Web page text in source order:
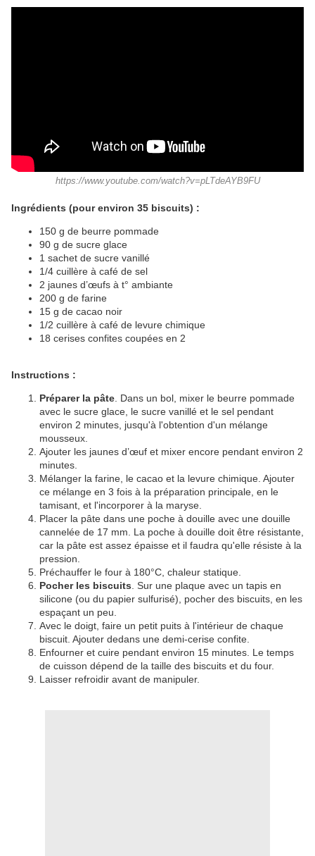
https://www.youtube.com/watch?v=pLTdeAYB9FU
Ingrédients (pour environ 35 biscuits) :
150 g de beurre pommade
90 g de sucre glace
1 sachet de sucre vanillé
1/4 cuillère à café de sel
2 jaunes d’œufs à t° ambiante
200 g de farine
15 g de cacao noir
1/2 cuillère à café de levure chimique
18 cerises confites coupées en 2
Instructions :
Préparer la pâte . Dans un bol, mixer le beurre pommade
avec le sucre glace, le sucre vanillé et le sel pendant
environ 2 minutes, jusqu'à l'obtention d'un mélange
mousseux.
Ajouter les jaunes d’œuf et mixer encore pendant environ 2
minutes.
Mélanger la farine, le cacao et la levure chimique. Ajouter
ce mélange en 3 fois à la préparation principale, en le
tamisant, et l'incorporer à la maryse.
Placer la pâte dans une poche à douille avec une douille
cannelée de 17 mm. La poche à douille doit être résistante,
car la pâte est assez épaisse et il faudra qu'elle résiste à la
pression.
Préchauffer le four à 180°C, chaleur statique.
Pocher les biscuits . Sur une plaque avec un tapis en
silicone (ou du papier sulfurisé), pocher des biscuits, en les
espaçant un peu.
Avec le doigt, faire un petit puits à l'intérieur de chaque
biscuit. Ajouter dedans une demi-cerise confite.
Enfourner et cuire pendant environ 15 minutes. Le temps
de cuisson dépend de la taille des biscuits et du four.
Laisser refroidir avant de manipuler.